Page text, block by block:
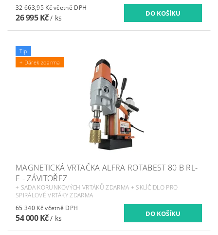
32 663,95 Kč včetně DPH
26 995 Kč/ ks
Tip
+ Dárek zdarma
MAGNETICKÁ VRTAČKA ALFRA ROTABEST 80 B RL-
E - ZÁVITOŘEZ
+ SADA KORUNKOVÝCH VRTÁKŮ ZDARMA + SKLÍČIDLO PRO
SPIRÁLOVÉ VRTÁKY ZDARMA
65 340 Kč včetně DPH
54 000 Kč/ ks